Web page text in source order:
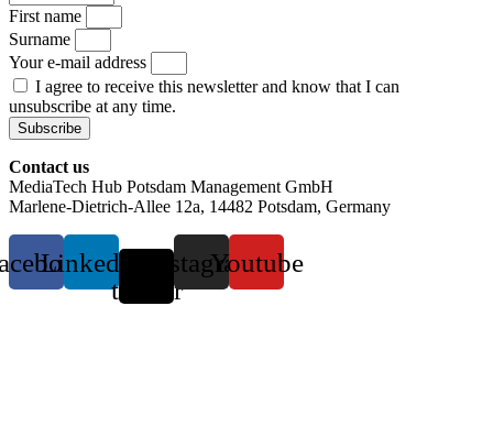
First name
Surname
Your e-mail address
I agree to receive this newsletter and know that I can
unsubscribe at any time.
Subscribe
Contact us
MediaTech Hub Potsdam Management GmbH
Marlene-Dietrich-Allee 12a, 14482 Potsdam, Germany
Linkedin
twitter
InstagramYoutube